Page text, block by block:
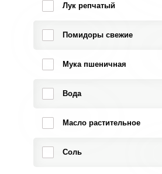
Лук репчатый
Помидоры свежие
Мука пшеничная
Вода
Масло растительное
Соль